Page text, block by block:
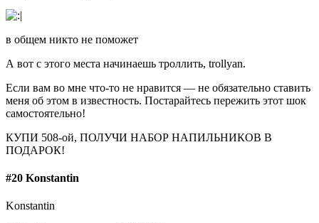
в общем никто не поможет
А вот с этого места начинаешь троллить, trollyan.
Если вам во мне что-то не нравится — не обязательно ставить
меня об этом в известность. Постарайтесь пережить этот шок
самостоятельно!
КУПИ 508-ой, ПОЛУЧИ НАБОР НАПИЛЬНИКОВ В
ПОДАРОК!
#20 Konstantin
Konstantin